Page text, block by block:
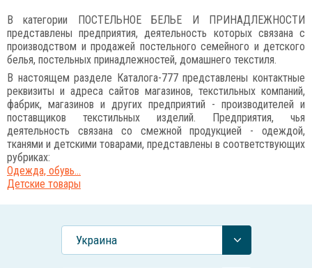
В категории ПОСТЕЛЬНОЕ БЕЛЬЕ И ПРИНАДЛЕЖНОСТИ
представлены предприятия, деятельность которых связана с
производством и продажей постельного семейного и детского
белья, постельных принадлежностей, домашнего текстиля.
В настоящем разделе Каталога-777 представлены контактные
реквизиты и адреса сайтов магазинов, текстильных компаний,
фабрик, магазинов и других предприятий - производителей и
поставщиков текстильных изделий. Предприятия, чья
деятельность связана со смежной продукцией - одеждой,
тканями и детскими товарами, представлены в соответствующих
рубриках:
Одежда, обувь...
Детские товары
Украина